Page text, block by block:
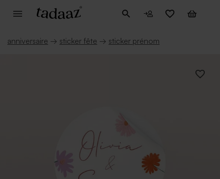
anniversaire → sticker fête → sticker prénom